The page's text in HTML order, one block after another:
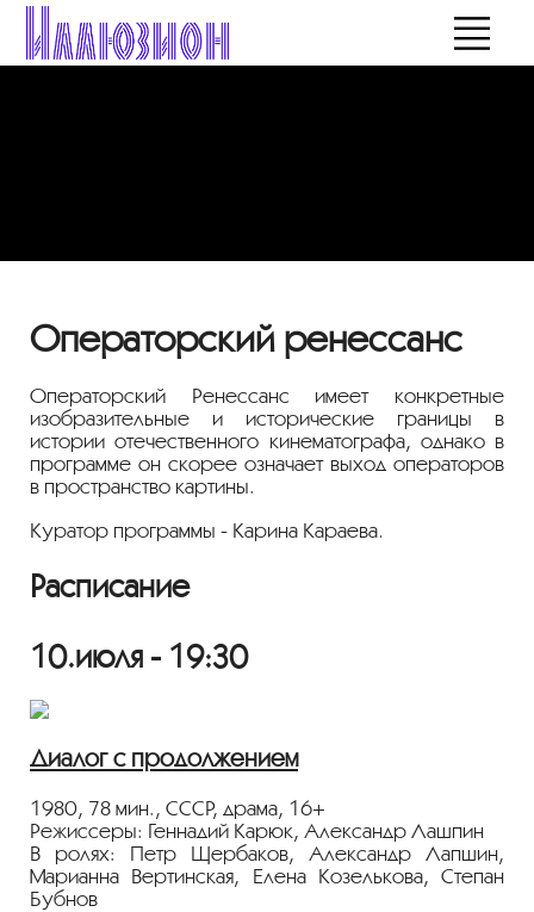
Операторский ренессанс
Операторский Ренессанс имеет конкретные
изобразительные и исторические границы в
истории отечественного кинематографа, однако в
программе он скорее означает выход операторов
в пространство картины.
Куратор программы - Карина Караева.
Расписание
10.июля - 19:30
Диалог с продолжением
1980, 78 мин., СССР, драма, 16+
Режиссеры: Геннадий Карюк, Александр Лашпин
В ролях: Петр Щербаков, Александр Лапшин,
Марианна Вертинская, Елена Козелькова, Степан
Бубнов